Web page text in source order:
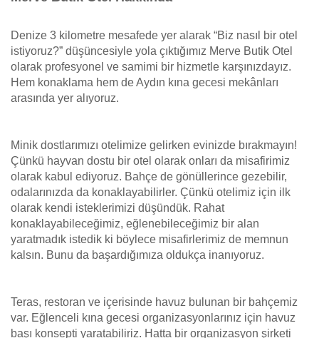
Denize 3 kilometre mesafede yer alarak “Biz nasıl bir otel
istiyoruz?” düşüncesiyle yola çıktığımız Merve Butik Otel
olarak profesyonel ve samimi bir hizmetle karşınızdayız.
Hem konaklama hem de Aydın kına gecesi mekânları
arasında yer alıyoruz.
Minik dostlarımızı otelimize gelirken evinizde bırakmayın!
Çünkü hayvan dostu bir otel olarak onları da misafirimiz
olarak kabul ediyoruz. Bahçe de gönüllerince gezebilir,
odalarınızda da konaklayabilirler. Çünkü otelimiz için ilk
olarak kendi isteklerimizi düşündük. Rahat
konaklayabileceğimiz, eğlenebileceğimiz bir alan
yaratmadık istedik ki böylece misafirlerimiz de memnun
kalsın. Bunu da başardığımıza oldukça inanıyoruz.
Teras, restoran ve içerisinde havuz bulunan bir bahçemiz
var. Eğlenceli kına gecesi organizasyonlarınız için havuz
başı konsepti yaratabiliriz. Hatta bir organizasyon şirketi